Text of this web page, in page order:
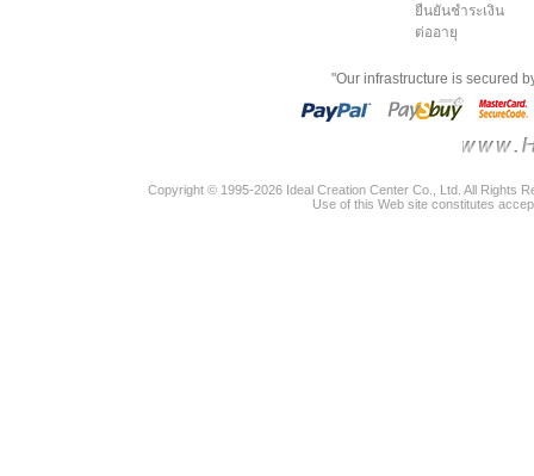
ยืนยันชำระเงิน
ต่ออายุ
"Our infrastructure is secured
Copyright © 1995-2026 Ideal Creation Center Co., Ltd. All Rights
Use of this Web site constitutes